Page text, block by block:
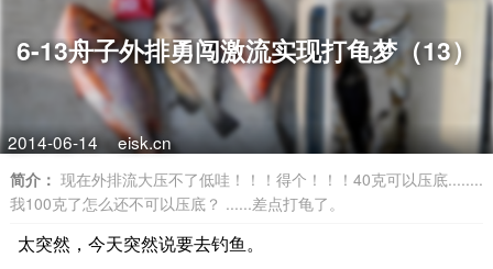
6-13舟子外排勇闯激流实现打龟梦（13）
2014-06-14 eisk.cn
简介： 现在外排流大压不了低哇！！！得个！！！40克可以压底........
我100克了怎么还不可以压底？ ......差点打龟了。
太突然，今天突然说要去钓鱼。